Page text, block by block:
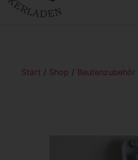
Start / Shop / Beutenzubehör